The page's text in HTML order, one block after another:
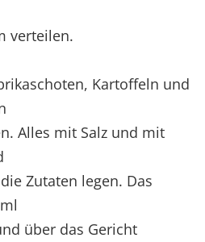
verteilen.
Kartoffeln und
Alles mit Salz und mit
Zutaten legen. Das
über das Gericht